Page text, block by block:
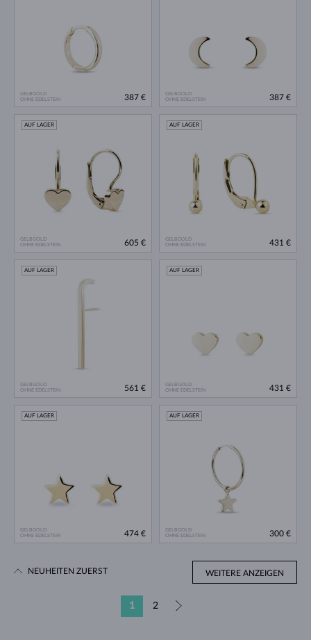
GELBGOLD
OHNE EDELSTEIN
387 €
GELBGOLD
OHNE EDELSTEIN
387 €
GELBGOLD
OHNE EDELSTEIN
AUF LAGER
605 €
GELBGOLD
OHNE EDELSTEIN
AUF LAGER
431 €
GELBGOLD
OHNE EDELSTEIN
AUF LAGER
561 €
GELBGOLD
OHNE EDELSTEIN
AUF LAGER
431 €
GELBGOLD
OHNE EDELSTEIN
AUF LAGER
474 €
GELBGOLD
OHNE EDELSTEIN
AUF LAGER
300 €
WEITERE ANZEIGEN
1 2
NEUHEITEN ZUERST